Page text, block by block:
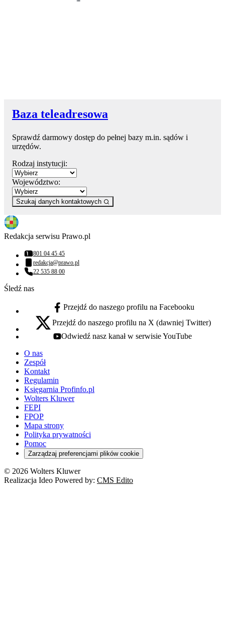
Baza teleadresowa
Sprawdź darmowy dostęp do pełnej bazy m.in. sądów i
urzędów.
Rodzaj instytucji:
Województwo:
Szukaj danych kontaktowych
Redakcja serwisu Prawo.pl
Numer telefonu:
801 04 45 45
Adres email:
redakcja@prawo.pl
Numer telefonu:
22 535 88 00
Śledź nas
facebook - otwiera się w nowej karcie
Przejdź do naszego profilu na Facebooku
x - otwiera się w nowej karcie
Przejdź do naszego profilu na X (dawniej Twitter)
youtube - otwiera się w nowej karcie
Odwiedź nasz kanał w serwisie YouTube
O nas
Zespół
Kontakt
Regulamin
Księgarnia Profinfo.pl
Wolters Kluwer
FEPI
FPOP
Mapa strony
Polityka prywatności
Pomoc
Zarządzaj preferencjami plików cookie
© 2026 Wolters Kluwer
Realizacja Ideo Powered by: CMS Edito